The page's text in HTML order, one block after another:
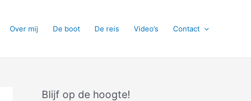
Over mij De boot De reis Video’s Contact
Blijf op de hoogte!